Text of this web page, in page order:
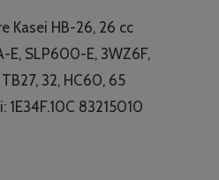
attuale
è:
€19.90.
Kasei HB-26, 26 cc
E, SLP600-E, 3WZ6F,
32, HC60, 65
1E34F.10C 83215010